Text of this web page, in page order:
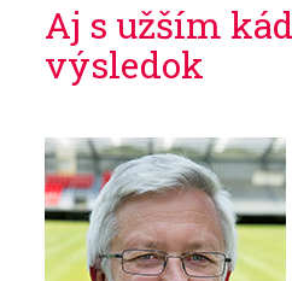
Aj s užším
výsledok